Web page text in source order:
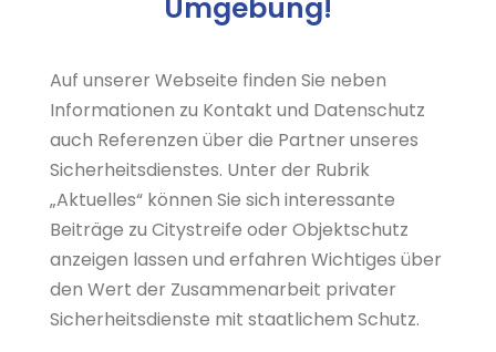
Umgebung!
Auf unserer Webseite finden Sie neben
Informationen zu Kontakt und Datenschutz
auch Referenzen über die Partner unseres
Sicherheitsdienstes. Unter der Rubrik
„Aktuelles“ können Sie sich interessante
Beiträge zu Citystreife oder Objektschutz
anzeigen lassen und erfahren Wichtiges über
den Wert der Zusammenarbeit privater
Sicherheitsdienste mit staatlichem Schutz.